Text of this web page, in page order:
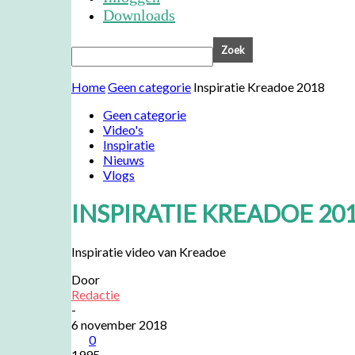
Downloads
HomeGeen categorie Inspiratie Kreadoe 2018
Geen categorie
Video's
Inspiratie
Nieuws
Vlogs
INSPIRATIE KREADOE
Inspiratie video van Kreadoe
Door
Redactie
-
6 november 2018
0